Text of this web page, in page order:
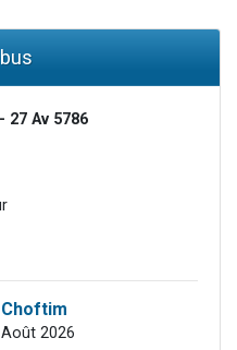
27 Av 5786
Choftim
2026